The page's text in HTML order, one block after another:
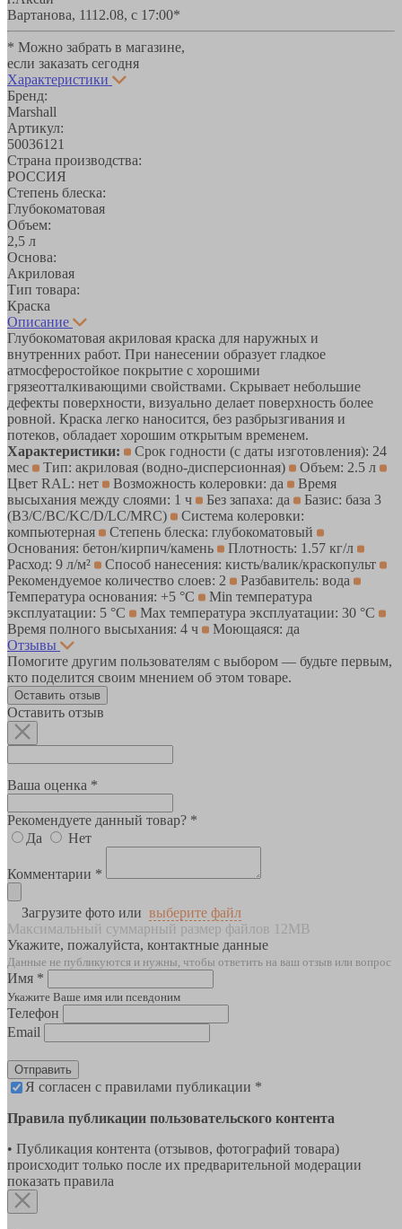
Вартанова, 1112.08, с 17:00*
* Можно забрать в магазине,
если заказать сегодня
Характеристики
Бренд:
Marshall
Артикул:
50036121
Страна производства:
РОССИЯ
Степень блеска:
Глубокоматовая
Объем:
2,5 л
Основа:
Акриловая
Тип товара:
Краска
Описание
Глубокоматовая акриловая краска для наружных и
внутренних работ. При нанесении образует гладкое
атмосферостойкое покрытие с хорошими
грязеотталкивающими свойствами. Скрывает небольшие
дефекты поверхности, визуально делает поверхность более
ровной. Краска легко наносится, без разбрызгивания и
потеков, обладает хорошим открытым временем.
Характеристики:
Срок годности (с даты изготовления): 24
мес
Тип: акриловая (водно-дисперсионная)
Объем: 2.5 л
Цвет RAL: нет
Возможность колеровки: да
Время
высыхания между слоями: 1 ч
Без запаха: да
Базис: база 3
(B3/C/BC/KC/D/LC/MRC)
Система колеровки:
компьютерная
Степень блеска: глубокоматовый
Основания: бетон/кирпич/камень
Плотность: 1.57 кг/л
Расход: 9 л/м²
Способ нанесения: кисть/валик/краскопульт
Рекомендуемое количество слоев: 2
Разбавитель: вода
Температура основания: +5 °С
Min температура
эксплуатации: 5 °С
Max температура эксплуатации: 30 °С
Время полного высыхания: 4 ч
Моющаяся: да
Отзывы
Помогите другим пользователям с выбором — будьте первым,
кто поделится своим мнением об этом товаре.
Оставить отзыв
Оставить отзыв
Ваша оценка *
Рекомендуете данный товар? *
Да
Нет
Комментарии *
Загрузите фото или выберите файл
Максимальный суммарный размер файлов 12MB
Укажите, пожалуйста, контактные данные
Данные не публикуются и нужны, чтобы ответить на ваш отзыв или вопрос
Имя *
Укажите Ваше имя или псевдоним
Телефон
Email
Отправить
Я согласен с правилами публикации *
Правила публикации пользовательского контента
• Публикация контента (отзывов, фотографий товара)
происходит только после их предварительной модерации
показать правила